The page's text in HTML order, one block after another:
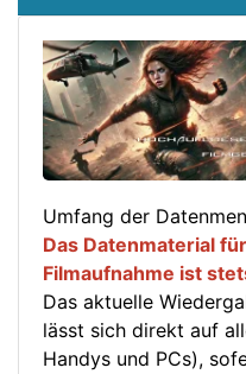
Umfang der
Das Datenmaterial
Filmaufnahme ist
Das aktuelle
lässt sich direkt auf
Handys und PCs),